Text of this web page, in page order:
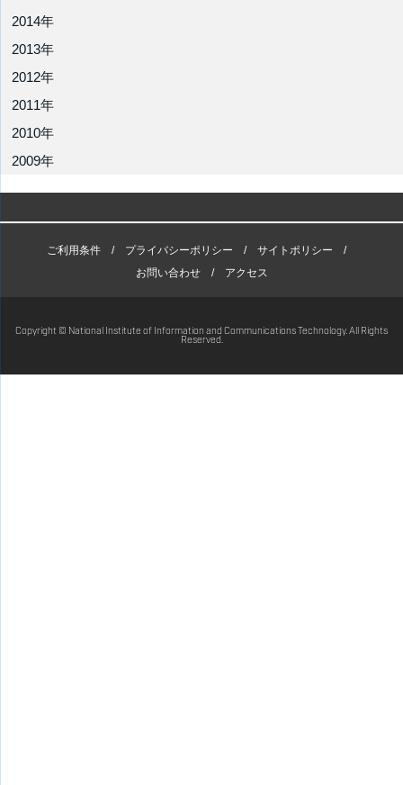
2014年
2013年
2012年
2011年
2010年
2009年
ご利用条件 プライバシーポリシー
サイトポリシー
お問い合わせ
アクセス
Copyright © National Institute of Information and Communications Technology. All Rights
Reserved.